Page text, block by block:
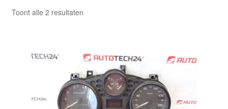
Toont alle 2 resultatenGesorteerd